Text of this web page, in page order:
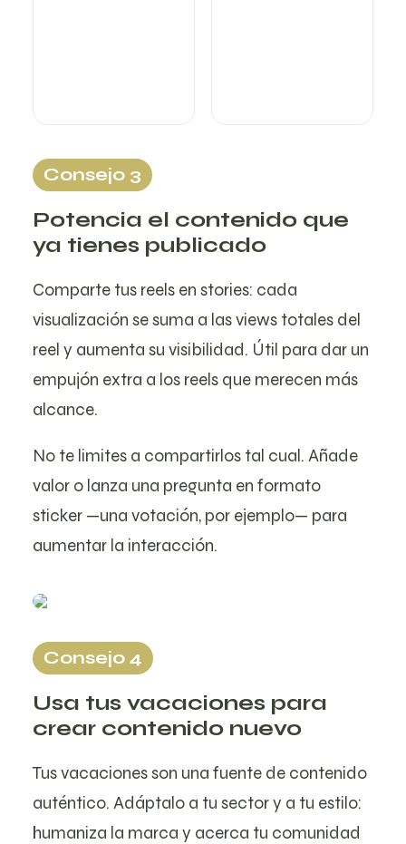
Consejo 3
Potencia el contenido que
ya tienes publicado
Comparte tus reels en stories: cada
visualización se suma a las views totales del
reel y aumenta su visibilidad. Útil para dar un
empujón extra a los reels que merecen más
alcance.
No te limites a compartirlos tal cual. Añade
valor o lanza una pregunta en formato
sticker —una votación, por ejemplo— para
aumentar la interacción.
Consejo 4
Usa tus vacaciones para
crear contenido nuevo
Tus vacaciones son una fuente de contenido
auténtico. Adáptalo a tu sector y a tu estilo:
humaniza la marca y acerca tu comunidad